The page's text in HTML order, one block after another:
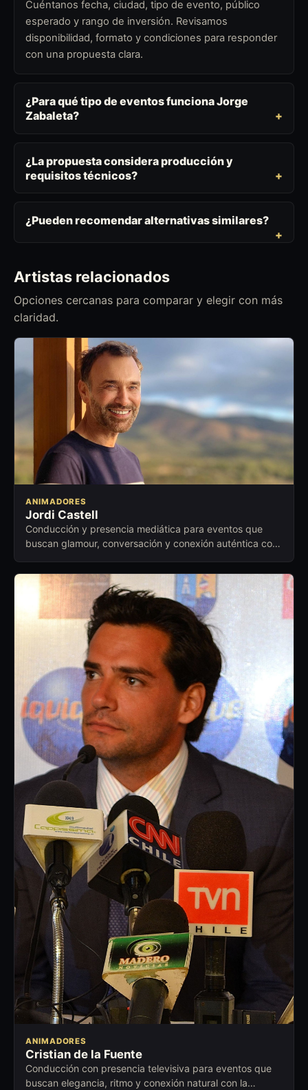
Cuéntanos fecha, ciudad, tipo de evento, público
esperado y rango de inversión. Revisamos
disponibilidad, formato y condiciones para responder
con una propuesta clara.
¿Para qué tipo de eventos funciona Jorge
Zabaleta?
¿La propuesta considera producción y
requisitos técnicos?
¿Pueden recomendar alternativas similares?
Artistas relacionados
Opciones cercanas para comparar y elegir con más
claridad.
ANIMADORES
Jordi Castell
Conducción y presencia mediática para eventos que
buscan glamour, conversación y conexión auténtica con
ANIMADORES
Cristian de la Fuente
Conducción con presencia televisiva para eventos que
buscan elegancia, ritmo y conexión natural con la